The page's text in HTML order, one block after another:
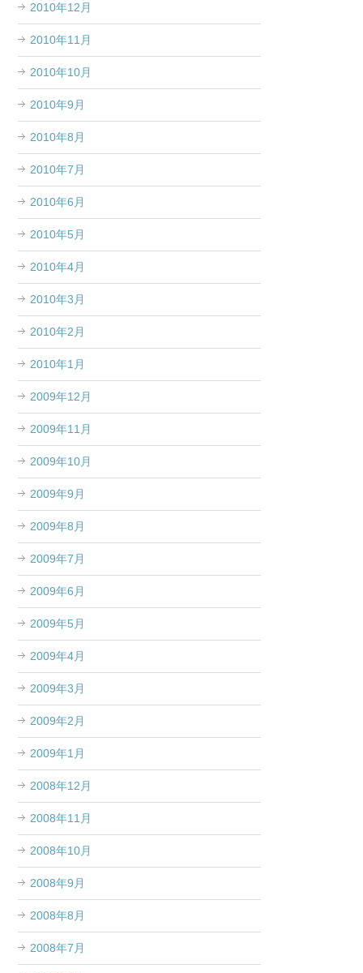
2010年12月
2010年11月
2010年10月
2010年9月
2010年8月
2010年7月
2010年6月
2010年5月
2010年4月
2010年3月
2010年2月
2010年1月
2009年12月
2009年11月
2009年10月
2009年9月
2009年8月
2009年7月
2009年6月
2009年5月
2009年4月
2009年3月
2009年2月
2009年1月
2008年12月
2008年11月
2008年10月
2008年9月
2008年8月
2008年7月